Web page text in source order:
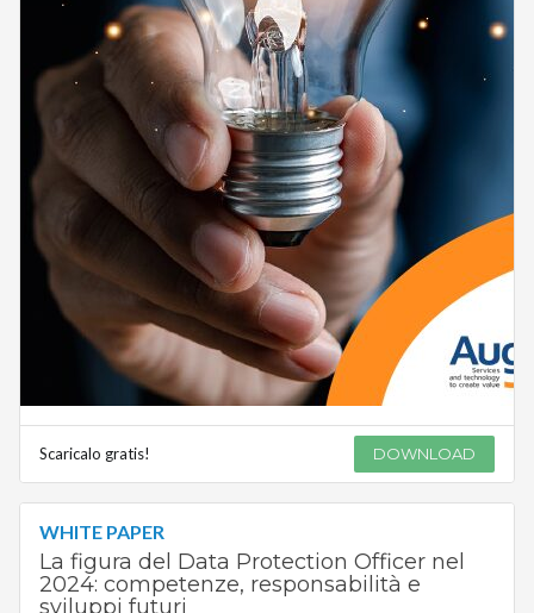
Scaricalo gratis! DOWNLOAD
WHITE PAPER
La figura del Data Protection Officer nel
2024: competenze, responsabilità e
sviluppi futuri